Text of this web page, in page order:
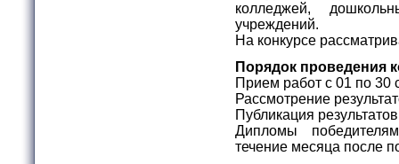
колледжей,
учреждений.
На конкурсе
Порядок проведения
Прием работ с 01 по 30
Рассмотрение
Публикация
Дипломы
течение месяца после